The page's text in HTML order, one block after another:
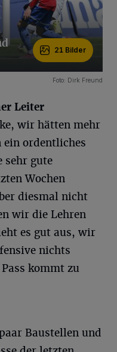
21 Bilder
Foto: Dirk Freund
Leiter
wir hätten mehr
ein ordentliches
sehr gute
Wochen
diesmal nicht
wir die Lehren
es gut aus, wir
nichts
kommt zu
Baustellen und